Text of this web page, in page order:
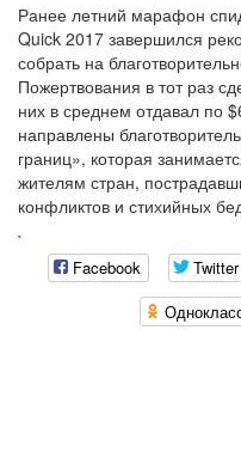
Ранее летний марафон
Quick 2017 завершился
собрать на
Пожертвования в тот раз
них в среднем отдавал по
направлены
границ», которая
жителям стран,
конфликтов и стихийных
`
Facebook Twitter